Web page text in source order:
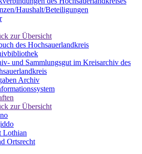
Haushalt/Beteiligungen
zur Übersicht
des Hochsauerlandkreis
und Sammlungsgut im Kreisarchiv des
Archiv
zur Übersicht
Lothian
Ortsrecht